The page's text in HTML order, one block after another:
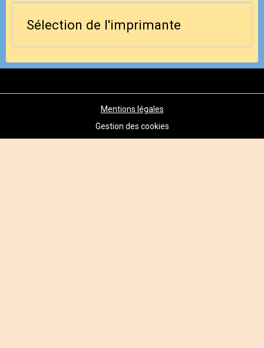
Sélection de l'imprimante
Mentions légales
Gestion des cookies